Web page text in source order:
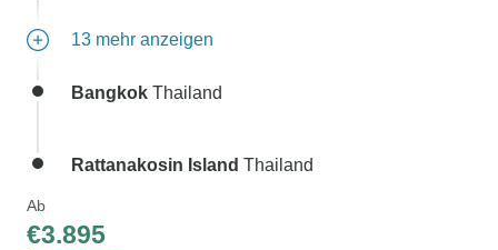
13 mehr anzeigen
Bangkok Thailand
Rattanakosin Island Thailand
Ab
€3.895